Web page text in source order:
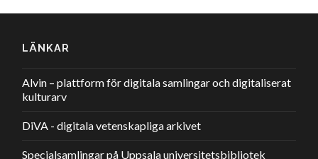
LÄNKAR
Alvin – plattform för digitala samlingar och digitaliserat
kulturarv
DiVA - digitala vetenskapliga arkivet
Specialsamlingar på Uppsala universitetsbibliotek